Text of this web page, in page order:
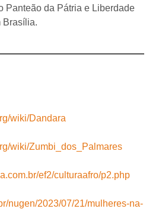
Panteão da Pátria e Liberdade
Brasília.
wiki/Dandara
wiki/Zumbi_dos_Palmares
ef2/culturaafro/p2.php
nugen/2023/07/21/mulheres-na-